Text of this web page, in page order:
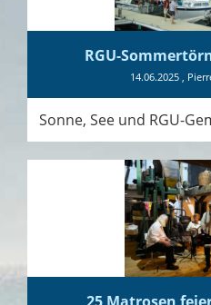
RGU-
14.06.2025,
Sonne, See und RGU-
25 Matrosen